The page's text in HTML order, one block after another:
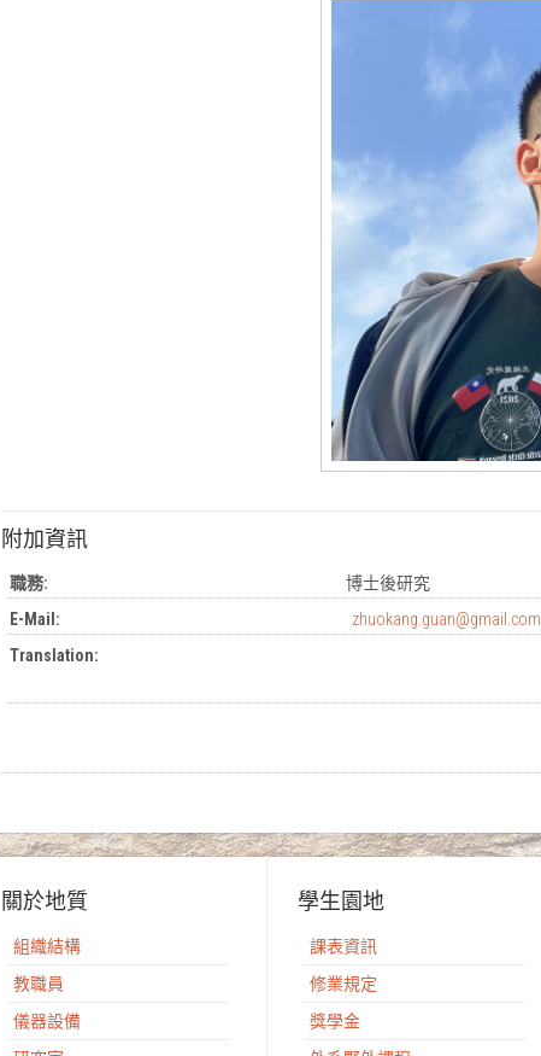
附加資訊
職務:
博士後研究
E-Mail:
zhuokang.guan@gmail.com
Translation:
關於地質
組織結構
教職員
儀器設備
學生園地
課表資訊
修業規定
獎學金